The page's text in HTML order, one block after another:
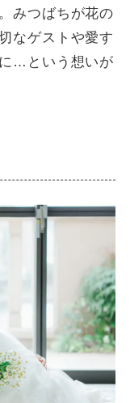
みつばちが花の
なゲストや愛す
…という想いが